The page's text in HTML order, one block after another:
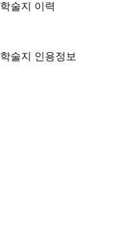
학술지 이력
학술지 인용정보